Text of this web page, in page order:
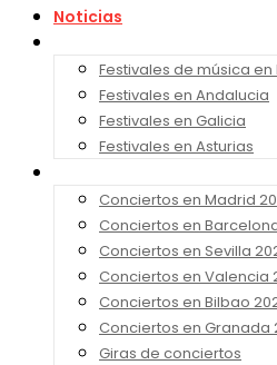
Noticias
Festivales de música en
Festivales en Andalucia
Festivales en Galicia
Festivales en Asturias
Conciertos en Madrid
Conciertos en
Conciertos en Sevilla
Conciertos en Valencia
Conciertos en Bilbao
Conciertos en Granada
Giras de conciertos